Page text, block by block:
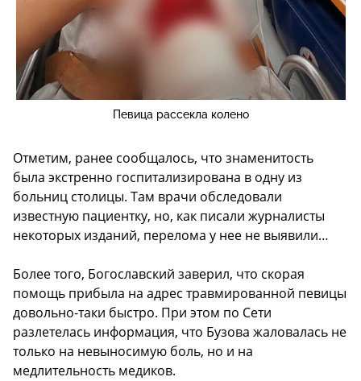
Певица рассекла колено
Отметим, ранее сообщалось, что знаменитость
была экстренно госпитализирована в одну из
больниц столицы. Там врачи обследовали
известную пациентку, но, как писали журналисты
некоторых изданий, перелома у нее не выявили…
Более того, Богославский заверил, что скорая
помощь прибыла на адрес травмированной певицы
довольно-таки быстро. При этом по Сети
разлетелась информация, что Бузова жаловалась не
только на невыносимую боль, но и на
медлительность медиков.